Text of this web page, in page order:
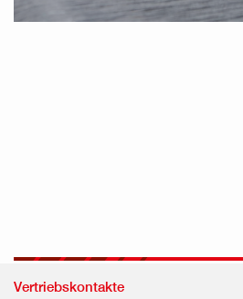
Vertriebskontakte